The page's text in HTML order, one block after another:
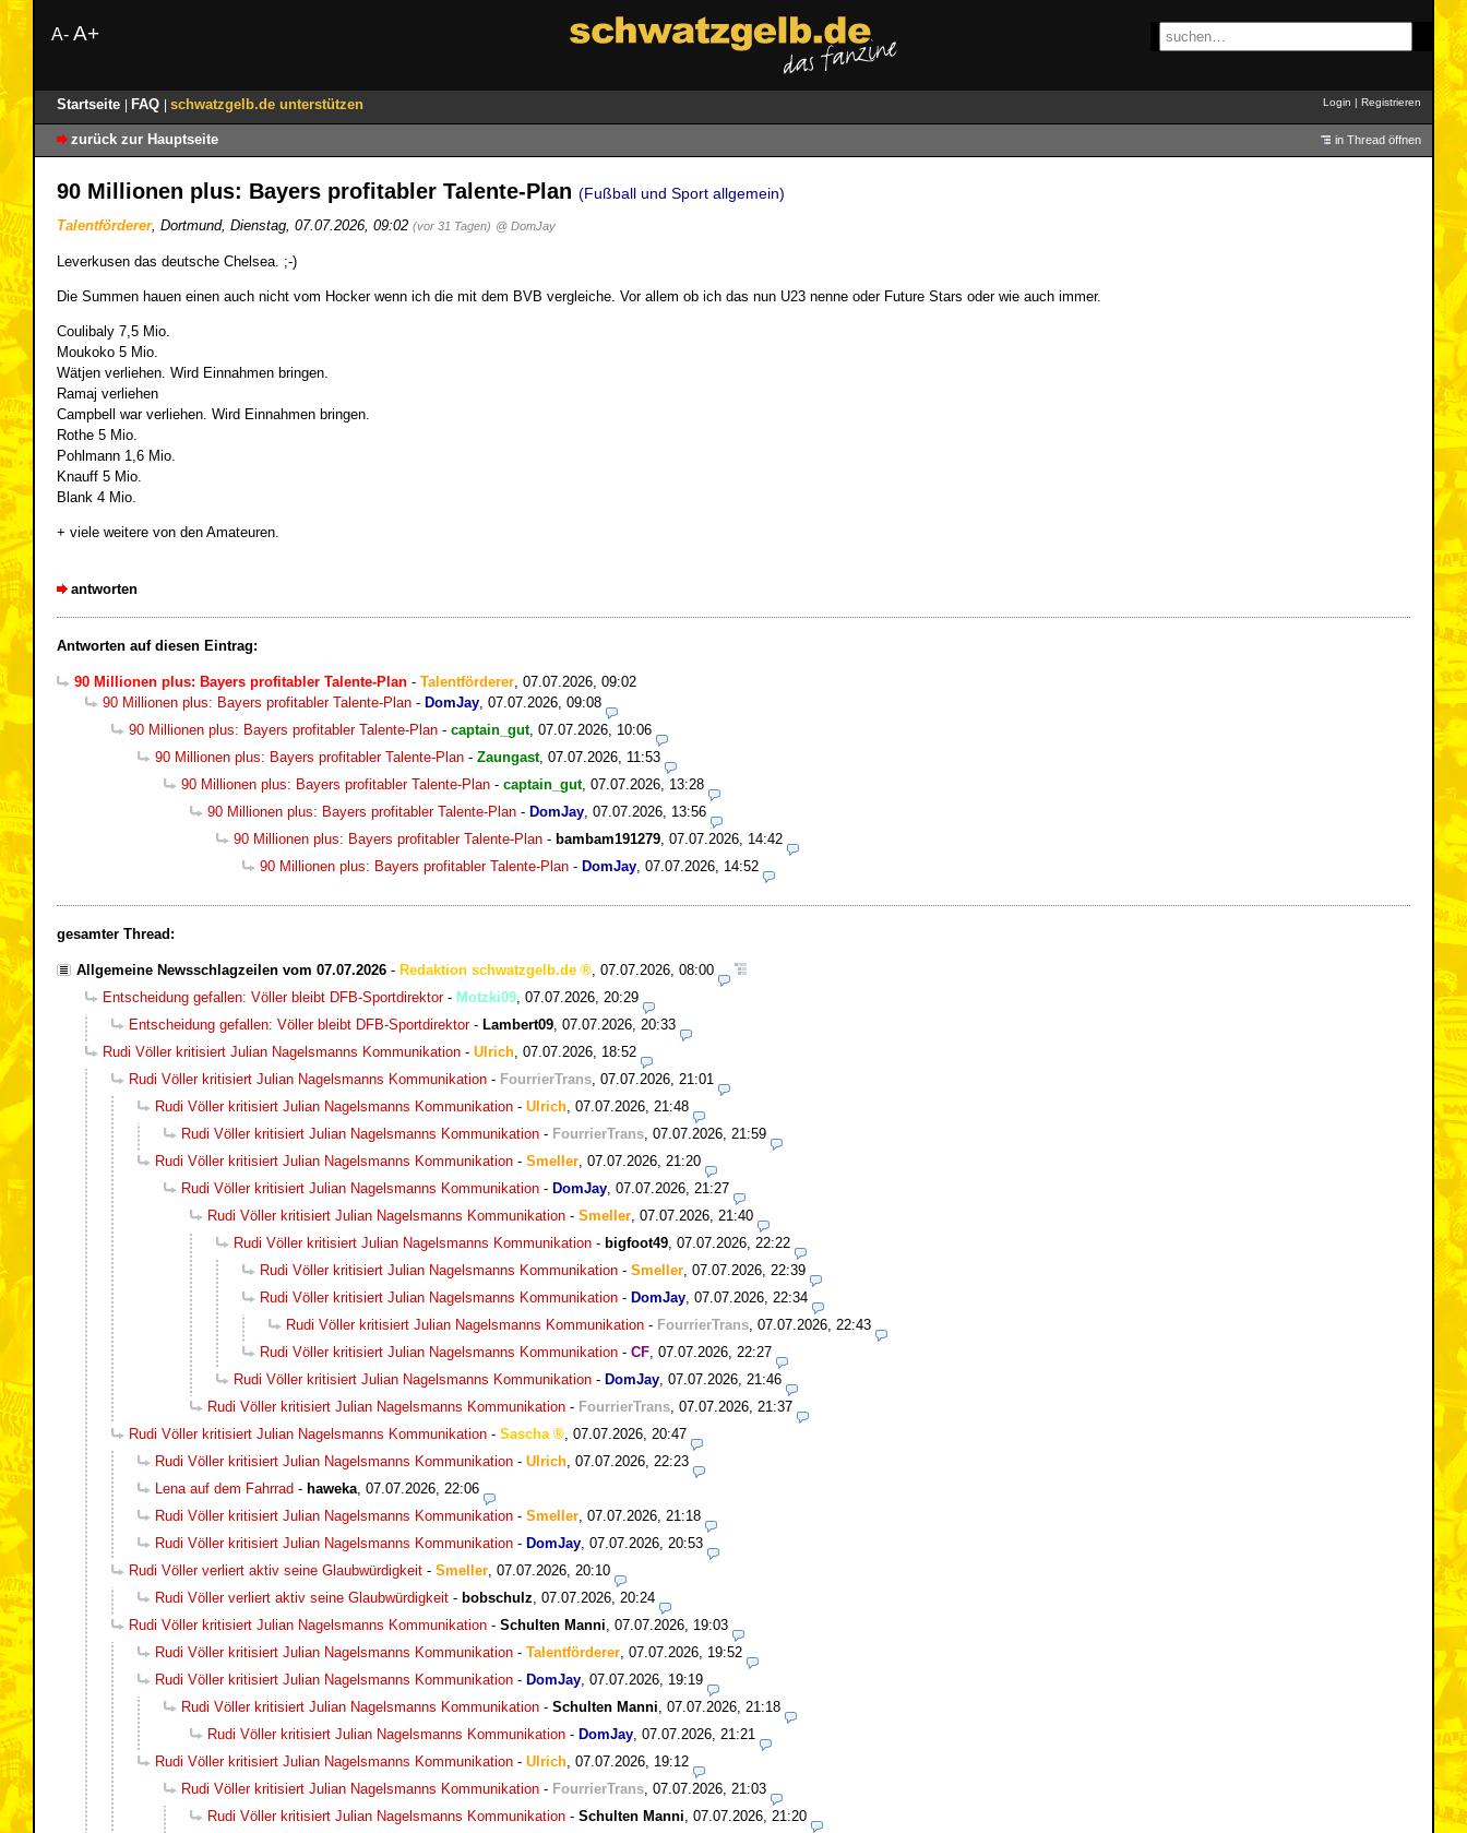
A- A+
Startseite FAQ schwatzgelb.de unterstützen Login | Registrieren
zurück zur Hauptseite in Thread öffnen
90 Millionen plus: Bayers profitabler Talente-Plan (Fußball und Sport allgemein)
Talentförderer, Dortmund, Dienstag, 07.07.2026, 09:02 (vor 31 Tagen) @ DomJay
Leverkusen das deutsche Chelsea. ;-)
Die Summen hauen einen auch nicht vom Hocker wenn ich die mit dem BVB vergleiche. Vor allem ob ich das nun U23 nenne oder Future Stars oder wie auch immer.
Coulibaly 7,5 Mio.
Moukoko 5 Mio.
Wätjen verliehen. Wird Einnahmen bringen.
Ramaj verliehen
Campbell war verliehen. Wird Einnahmen bringen.
Rothe 5 Mio.
Pohlmann 1,6 Mio.
Knauff 5 Mio.
Blank 4 Mio.
+ viele weitere von den Amateuren.
antworten
Antworten auf diesen Eintrag:
90 Millionen plus: Bayers profitabler Talente-Plan - Talentförderer, 07.07.2026, 09:02
90 Millionen plus: Bayers profitabler Talente-Plan - DomJay, 07.07.2026, 09:08
90 Millionen plus: Bayers profitabler Talente-Plan - captain_gut, 07.07.2026, 10:06
90 Millionen plus: Bayers profitabler Talente-Plan - Zaungast, 07.07.2026, 11:53
90 Millionen plus: Bayers profitabler Talente-Plan - captain_gut, 07.07.2026, 13:28
90 Millionen plus: Bayers profitabler Talente-Plan - DomJay, 07.07.2026, 13:56
90 Millionen plus: Bayers profitabler Talente-Plan - bambam191279, 07.07.2026, 14:42
90 Millionen plus: Bayers profitabler Talente-Plan - DomJay, 07.07.2026, 14:52
gesamter Thread:
Allgemeine Newsschlagzeilen vom 07.07.2026 - Redaktion schwatzgelb.de , 07.07.2026, 08:00
Entscheidung gefallen: Völler bleibt DFB-Sportdirektor- Motzki09, 07.07.2026, 20:29
Entscheidung gefallen: Völler bleibt DFB-Sportdirektor- Lambert09, 07.07.2026, 20:33
Rudi Völler kritisiert Julian Nagelsmanns Kommunikation - Ulrich, 07.07.2026, 18:52
Rudi Völler kritisiert Julian Nagelsmanns Kommunikation - FourrierTrans, 07.07.2026, 21:01
Rudi Völler kritisiert Julian Nagelsmanns Kommunikation - Ulrich, 07.07.2026, 21:48
Rudi Völler kritisiert Julian Nagelsmanns Kommunikation - FourrierTrans, 07.07.2026, 21:59
Rudi Völler kritisiert Julian Nagelsmanns Kommunikation - Smeller, 07.07.2026, 21:20
Rudi Völler kritisiert Julian Nagelsmanns Kommunikation - DomJay, 07.07.2026, 21:27
Rudi Völler kritisiert Julian Nagelsmanns Kommunikation - Smeller, 07.07.2026, 21:40
Rudi Völler kritisiert Julian Nagelsmanns Kommunikation - bigfoot49, 07.07.2026, 22:22
Rudi Völler kritisiert Julian Nagelsmanns Kommunikation - Smeller, 07.07.2026, 22:39
Rudi Völler kritisiert Julian Nagelsmanns Kommunikation - DomJay, 07.07.2026, 22:34
Rudi Völler kritisiert Julian Nagelsmanns Kommunikation - FourrierTrans, 07.07.2026, 22:43
Rudi Völler kritisiert Julian Nagelsmanns Kommunikation - CF, 07.07.2026, 22:27
Rudi Völler kritisiert Julian Nagelsmanns Kommunikation - DomJay, 07.07.2026, 21:46
Rudi Völler kritisiert Julian Nagelsmanns Kommunikation - FourrierTrans, 07.07.2026, 21:37
Rudi Völler kritisiert Julian Nagelsmanns Kommunikation - Sascha , 07.07.2026, 20:47
Rudi Völler kritisiert Julian Nagelsmanns Kommunikation - Ulrich, 07.07.2026, 22:23
Lena auf dem Fahrrad - haweka, 07.07.2026, 22:06
Rudi Völler kritisiert Julian Nagelsmanns Kommunikation - Smeller, 07.07.2026, 21:18
Rudi Völler kritisiert Julian Nagelsmanns Kommunikation - DomJay, 07.07.2026, 20:53
Rudi Völler verliert aktiv seine Glaubwürdigkeit - Smeller, 07.07.2026, 20:10
Rudi Völler verliert aktiv seine Glaubwürdigkeit - bobschulz, 07.07.2026, 20:24
Rudi Völler kritisiert Julian Nagelsmanns Kommunikation - Schulten Manni, 07.07.2026, 19:03
Rudi Völler kritisiert Julian Nagelsmanns Kommunikation - Talentförderer, 07.07.2026, 19:52
Rudi Völler kritisiert Julian Nagelsmanns Kommunikation - DomJay, 07.07.2026, 19:19
Rudi Völler kritisiert Julian Nagelsmanns Kommunikation - Schulten Manni, 07.07.2026, 21:18
Rudi Völler kritisiert Julian Nagelsmanns Kommunikation - DomJay, 07.07.2026, 21:21
Rudi Völler kritisiert Julian Nagelsmanns Kommunikation - Ulrich, 07.07.2026, 19:12
Rudi Völler kritisiert Julian Nagelsmanns Kommunikation - FourrierTrans, 07.07.2026, 21:03
Rudi Völler kritisiert Julian Nagelsmanns Kommunikation - Schulten Manni, 07.07.2026, 21:20